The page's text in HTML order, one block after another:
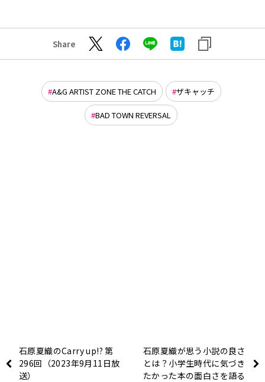
Share
A&G ARTIST ZONE THE CATCH ザキャッチ
BAD TOWN REVERSAL
石原夏織のCarry up!? 第
296回（2023年9月11日放
送）
石原夏織が思う小説の良さ
とは？小学生時代に気づき
たかった本の面白さを語る